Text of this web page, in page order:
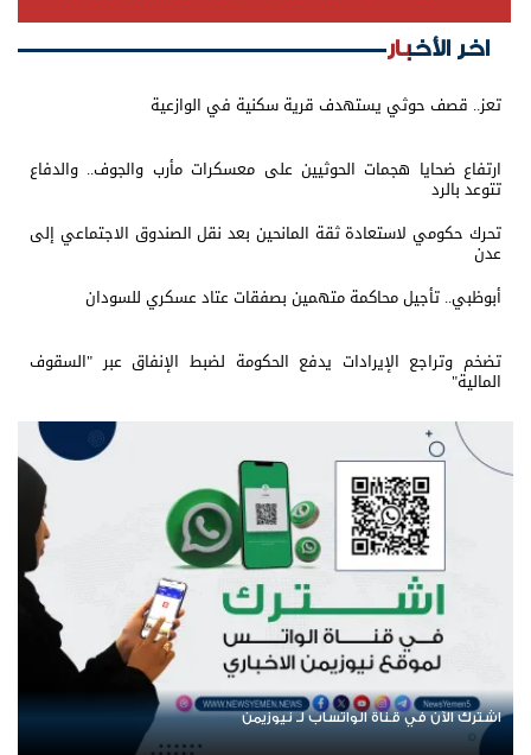
اخر الأخبار
تعز.. قصف حوثي يستهدف قرية سكنية في الوازعية
ارتفاع ضحايا هجمات الحوثيين على معسكرات مأرب والجوف.. والدفاع
تتوعد بالرد
تحرك حكومي لاستعادة ثقة المانحين بعد نقل الصندوق الاجتماعي إلى
عدن
أبوظبي.. تأجيل محاكمة متهمين بصفقات عتاد عسكري للسودان
تضخم وتراجع الإيرادات يدفع الحكومة لضبط الإنفاق عبر "السقوف
المالية"
اشترك الآن في قناة الواتساب لـ نيوزيمن